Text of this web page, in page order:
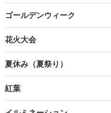
ゴールデンウィーク
花火大会
夏休み（夏祭り）
紅葉